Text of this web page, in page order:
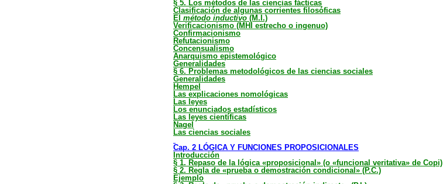
§ 5. Los métodos de las ciencias fácticas
Clasificación de algunas corrientes filosóficas
El método inductivo (M.I.)
Verificacionismo (MHI estrecho o ingenuo)
Confirmacionismo
Refutacionismo
Concensualismo
Anarquismo epistemológico
Generalidades
§ 6. Problemas metodológicos de las ciencias sociales
Generalidades
Hempel
Las explicaciones nomológicas
Las leyes
Los enunciados estadísticos
Las leyes científicas
Nagel
Las ciencias sociales
Cap. 2 LÓGICA Y FUNCIONES PROPOSICIONALES
Introducción
§ 1. Repaso de la lógica «proposicional» (o «funcional veritativa» de Copi)
§ 2. Regla de «prueba o demostración condicional» (P.C.)
Ejemplo